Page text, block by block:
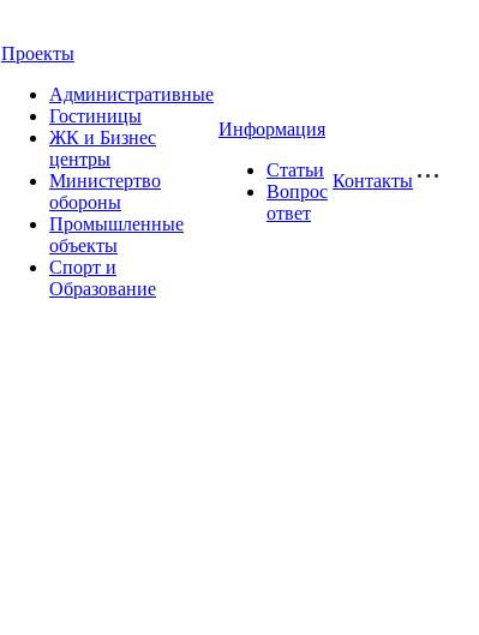
Проекты
Административные
Гостиницы
ЖК и Бизнес
центры
Министертво
обороны
Промышленные
объекты
Спорт и
Образование
Информация
Статьи
Вопрос
ответ
Контакты